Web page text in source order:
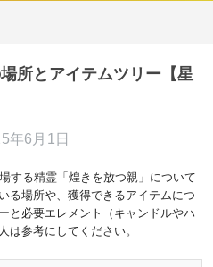
所とアイテムツリー【星
年6月1日
する精霊「煌きを放つ親」について
る場所や、獲得できるアイテムにつ
と必要エレメント（キャンドルやハ
は参考にしてください。